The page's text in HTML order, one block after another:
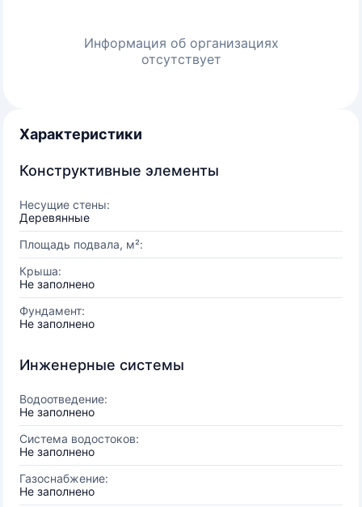
Информация об организациях
отсутствует
Характеристики
Конструктивные элементы
Несущие стены:
Деревянные
Площадь подвала, м²:
Крыша:
Не заполнено
Фундамент:
Не заполнено
Инженерные системы
Водоотведение:
Не заполнено
Система водостоков:
Не заполнено
Газоснабжение:
Не заполнено